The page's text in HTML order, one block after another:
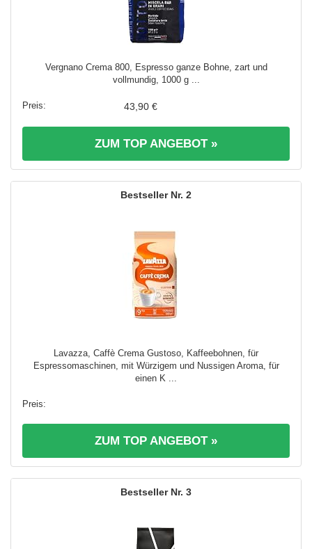
Vergnano Crema 800, Espresso ganze Bohne, zart und
vollmundig, 1000 g ...
43,90 €
ZUM TOP ANGEBOT »
2
Lavazza, Caffè Crema Gustoso, Kaffeebohnen, für
Espressomaschinen, mit Würzigem und Nussigen Aroma, für
einen K ...
ZUM TOP ANGEBOT »
3